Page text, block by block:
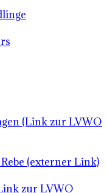
(Link zur LVWO
(externer Link)
zur LVWO